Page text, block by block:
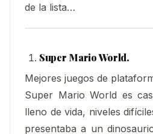
de la lista…
Super Mario World.
Mejores juegos de
Super Mario World es
lleno de vida, niveles
presentaba a un